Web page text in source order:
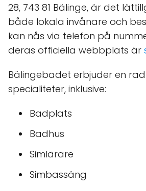
28, 743 81 Bälinge, är det
både lokala invånare och
kan nås via telefon på
deras officiella webbplats är
Bälingebadet erbjuder en
specialiteter, inklusive:
Badplats
Badhus
Simlärare
Simbassäng